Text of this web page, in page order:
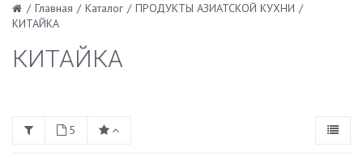
/ Главная / Каталог / ПРОДУКТЫ АЗИАТСКОЙ КУХНИ /
КИТАЙКА
КИТАЙКА
5